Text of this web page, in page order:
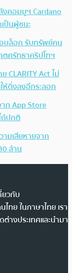
คอมมูฯ Cardano
ป็นผู้ชนะ
บล็อก รับทรัพย์คน
ตศรัทธาคริปโทฯ
CLARITY Act ไม่
ห้ดิ่งลงอีกระลอก
ก App Store
ด้ปกติ
ามเสียหายจาก
ล้าน
ยวกับ
ทย ในภาษาไทย เรา
างประเทศและนำมา